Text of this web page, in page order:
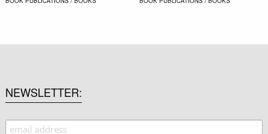
NEWSLETTER